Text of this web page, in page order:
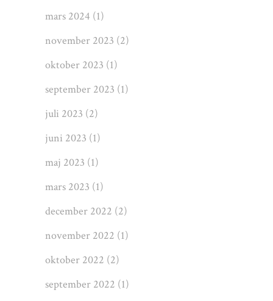
mars 2024 (1)
november 2023 (2)
oktober 2023 (1)
september 2023 (1)
juli 2023 (2)
juni 2023 (1)
maj 2023 (1)
mars 2023 (1)
december 2022 (2)
november 2022 (1)
oktober 2022 (2)
september 2022 (1)